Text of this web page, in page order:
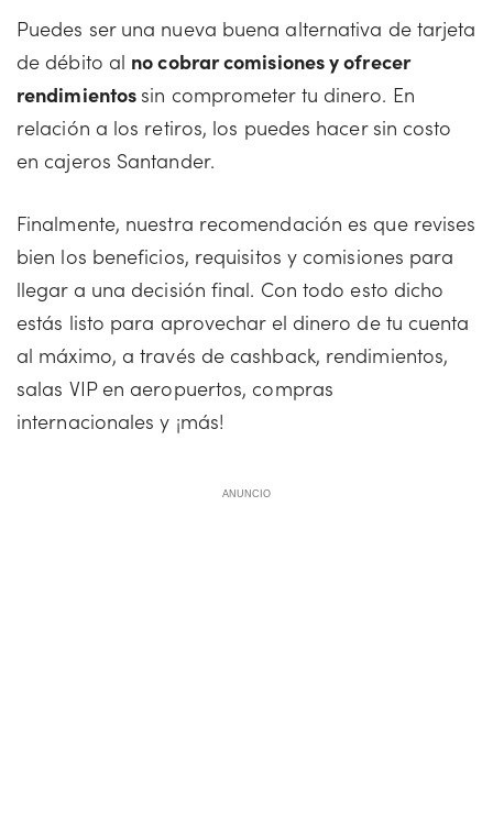
Puedes ser una nueva buena alternativa de tarjeta
de débito al no cobrar comisiones y ofrecer
rendimientos sin comprometer tu dinero. En
relación a los retiros, los puedes hacer sin costo
en cajeros Santander.
Finalmente, nuestra recomendación es que revises
bien los beneficios, requisitos y comisiones para
llegar a una decisión final. Con todo esto dicho
estás listo para aprovechar el dinero de tu cuenta
al máximo, a través de cashback, rendimientos,
salas VIP en aeropuertos, compras
internacionales y ¡más!
ANUNCIO